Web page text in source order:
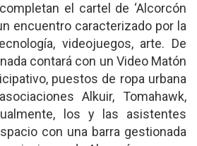
el cartel de ‘Alcorcón
encuentro caracterizado por la
videojuegos, arte. De
contará con un Video Matón
puestos de ropa urbana
Alkuir, Tomahawk,
los y las asistentes
con una barra gestionada